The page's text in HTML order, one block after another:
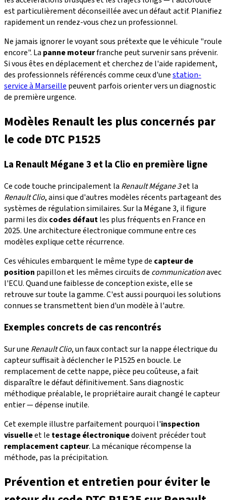
est particulièrement déconseillée avec un défaut actif. Planifiez
rapidement un rendez-vous chez un professionnel.
Ne jamais ignorer le voyant sous prétexte que le véhicule "roule
encore". La panne moteurfranche peut survenir sans prévenir.
Si vous êtes en déplacement et cherchez de l'aide rapidement,
des professionnels référencés comme ceux d'unestation-
service à Marseille peuvent parfois orienter vers un diagnostic
de première urgence.
Modèles Renault les plus concernés par
le code DTC P1525
La Renault Mégane 3 et la Clio en première ligne
Ce code touche principalement la Renault Mégane 3et la
Renault Clio, ainsi que d'autres modèles récents partageant des
systèmes de régulation similaires. Sur la Mégane 3, il figure
parmi les dixcodes défautles plus fréquents en France en
2025. Une architecture électronique commune entre ces
modèles explique cette récurrence.
Ces véhicules embarquent le même type de capteur de
position papillon et les mêmes circuits de communicationavec
l'ECU. Quand une faiblesse de conception existe, elle se
retrouve sur toute la gamme. C'est aussi pourquoi les solutions
connues se transmettent bien d'un modèle à l'autre.
Exemples concrets de cas rencontrés
Sur une Renault Clio, un faux contact sur la nappe électrique du
capteur suffisait à déclencher le P1525 en boucle. Le
remplacement de cette nappe, pièce peu coûteuse, a fait
disparaître le défaut définitivement. Sans diagnostic
méthodique préalable, le propriétaire aurait changé le capteur
entier — dépense inutile.
Cet exemple illustre parfaitement pourquoi l'inspection
visuelleet le testage électroniquedoivent précéder tout
remplacement capteur. La mécanique récompense la
méthode, pas la précipitation.
Prévention et entretien pour éviter le